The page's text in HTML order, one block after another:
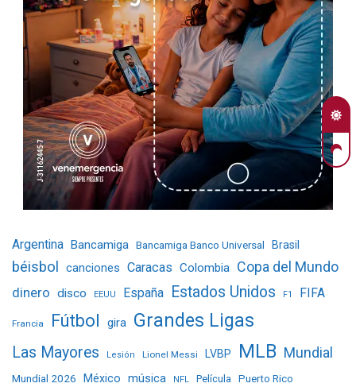
Argentina Bancamiga Bancamiga Banco Universal Brasil
béisbol canciones Caracas Colombia Copa del Mundo
dinero disco EEUU España Estados Unidos F1 FIFA
Francia Fútbol gira Grandes Ligas
Las Mayores Lesión Lionel Messi LVBP MLB Mundial
Mundial 2026 México música NFL Película Puerto Rico